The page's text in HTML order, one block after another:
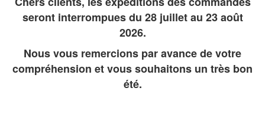
seront interrompues du 28 juillet au 23 août
2026.
Nous vous remercions par avance de votre
compréhension et vous souhaitons un très bon
été.